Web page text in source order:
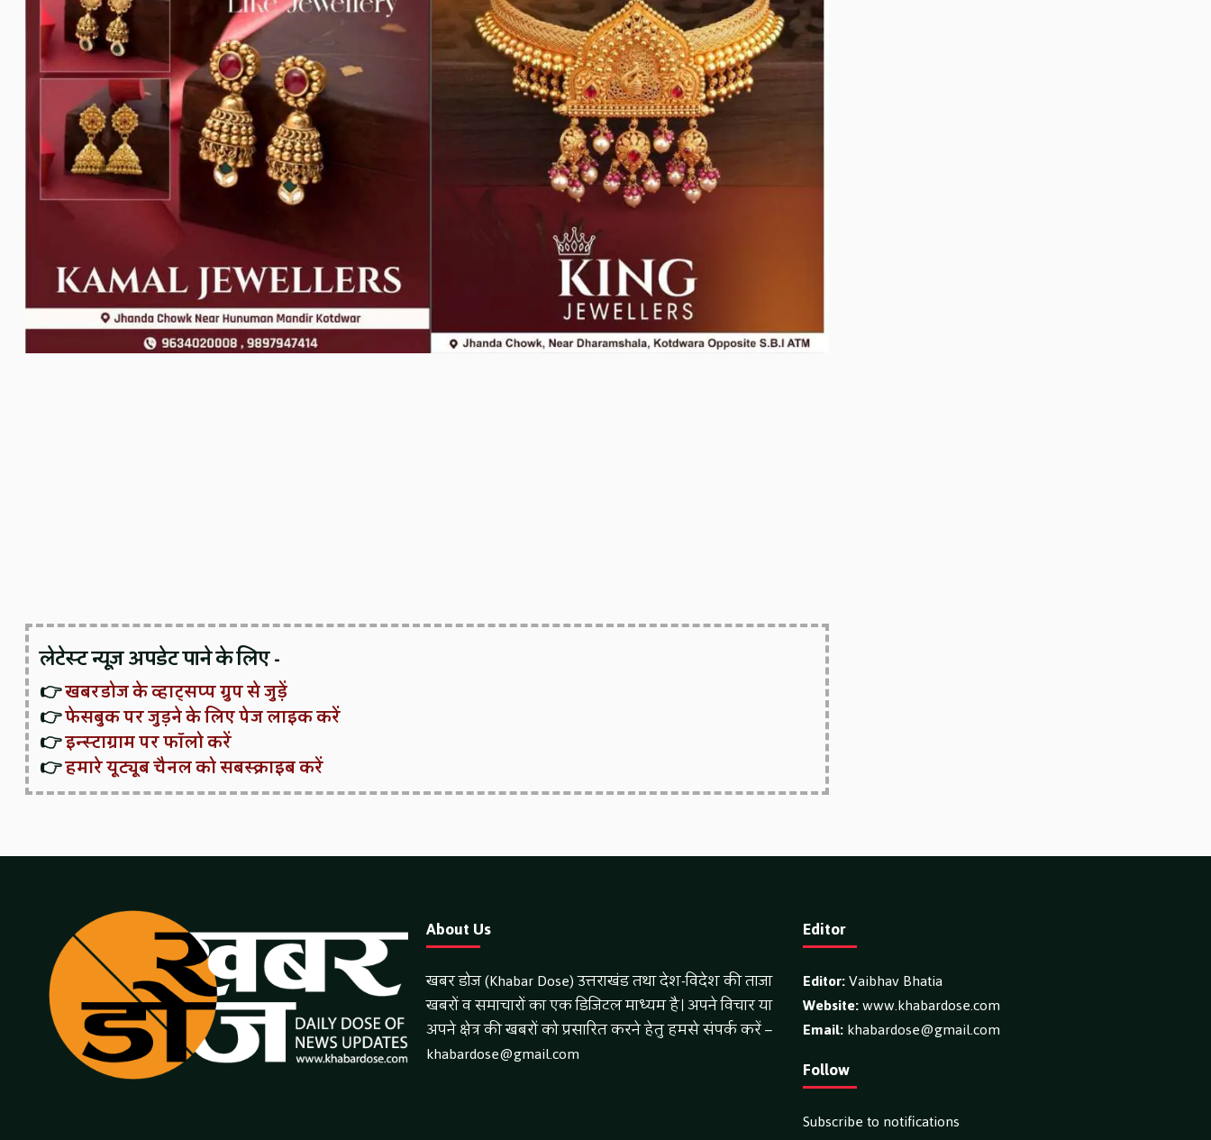
लेटेस्ट न्यूज़ अपडेट पाने के लिए -
👉खबरडोज के व्हाट्सप्प ग्रुप से जुड़ें
👉फेसबुक पर जुड़ने के लिए पेज लाइक करें
👉इन्स्टाग्राम पर फॉलो करें
👉हमारे यूट्यूब चैनल को सबस्क्राइब करें
About Us
खबर डोज (Khabar Dose) उत्तराखंड तथा देश-विदेश की ताजा
खबरों व समाचारों का एक डिजिटल माध्यम है। अपने विचार या
अपने क्षेत्र की खबरों को प्रसारित करने हेतु हमसे संपर्क करें –
khabardose@gmail.com
Editor
Editor:Vaibhav Bhatia
Website:www.khabardose.com
Email:khabardose@gmail.com
Follow
Subscribe to notifications